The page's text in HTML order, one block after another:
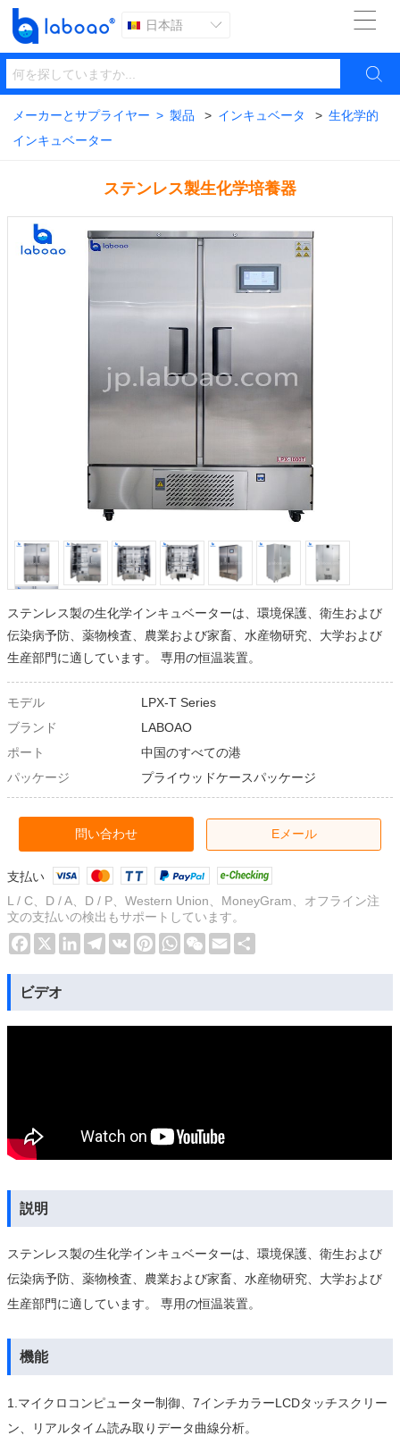
日本語  

メーカーとサプライヤー > 製品 > インキュベータ > 生化学的
インキュベーター
ステンレス製生化学培養器
ステンレス製の生化学インキュベーターは、環境保護、衛生および
伝染病予防、薬物検査、農業および家畜、水産物研究、大学および
生産部門に適しています。 専用の恒温装置。
モデル
LPX-T Series
ブランド
LABOAO
ポート
中国のすべての港
パッケージ
プライウッドケースパッケージ
問い合わせ Eメール
支払い
L / C、D / A、D / P、Western Union、MoneyGram、オフライン注
文の支払いの検出もサポートしています。
Facebook
X LinkedInTelegram
VK PinterestWhatsApp
WeChat
Email
ビデオ
説明
ステンレス製の生化学インキュベーターは、環境保護、衛生および
伝染病予防、薬物検査、農業および家畜、水産物研究、大学および
生産部門に適しています。 専用の恒温装置。
機能
1.マイクロコンピューター制御、7インチカラーLCDタッチスクリー
ン、リアルタイム読み取りデータ曲線分析。